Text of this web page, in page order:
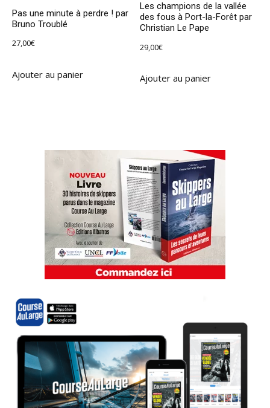
Pas une minute à perdre ! par
Bruno Troublé
27,00€
Ajouter au panier
Les champions de la vallée
des fous à Port-la-Forêt par
Christian Le Pape
29,00€
Ajouter au panier